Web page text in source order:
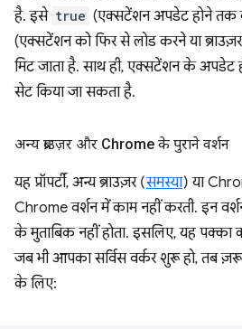
है. इसे true (एक्सटेंशन अपडेट होने तक
(एक्सटेंशन को फिर से लोड करने या
मिट जाता है. साथ ही, एक्सटेंशन के अपडेट
सेट किया जा सकता है.
अन्य ब्राउज़र और Chrome के पुराने वर्शन
यह प्रॉपर्टी, अन्य ब्राउज़र (समस्या) या
Chrome वर्शन में काम नहीं करती. इन
के मुताबिक नहीं होता. इसलिए, यह पक्का
जब भी आपका सर्विस वर्कर शुरू हो, तब
के लिए: